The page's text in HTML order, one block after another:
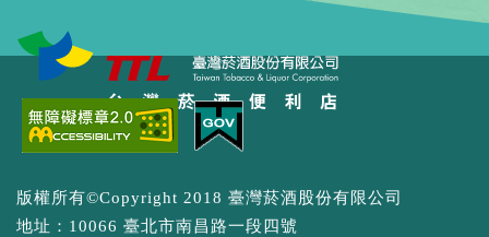
點選展開/點選收合選單功能
版權所有©Copyright 2018 臺灣菸酒股份有限公司
地址：10066 臺北市南昌路一段四號